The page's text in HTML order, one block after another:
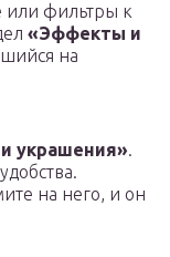
или фильтры к
«Эффекты и
на
украшения».
на него, и он